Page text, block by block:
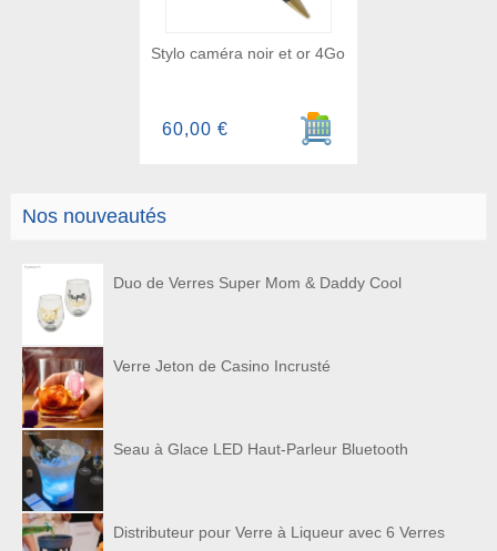
Nos nouveautés
Duo de Verres Super Mom & Daddy Cool
Verre Jeton de Casino Incrusté
Seau à Glace LED Haut-Parleur Bluetooth
Distributeur pour Verre à Liqueur avec 6 Verres
Stylo caméra noir et or 4Go
Ajouter au panier
60,00 €